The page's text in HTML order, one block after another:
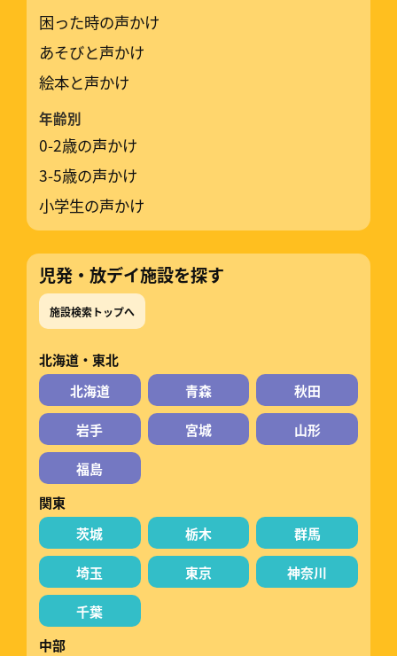
困った時の声かけ
あそびと声かけ
絵本と声かけ
年齢別
0-2歳の声かけ
3-5歳の声かけ
小学生の声かけ
児発・放デイ施設を探す
施設検索トップへ
北海道・東北
北海道
青森 秋田
岩手 宮城 山形
福島
関東
茨城
栃木 群馬
埼玉 東京 神奈川
千葉
中部